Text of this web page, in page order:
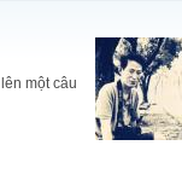
một câu